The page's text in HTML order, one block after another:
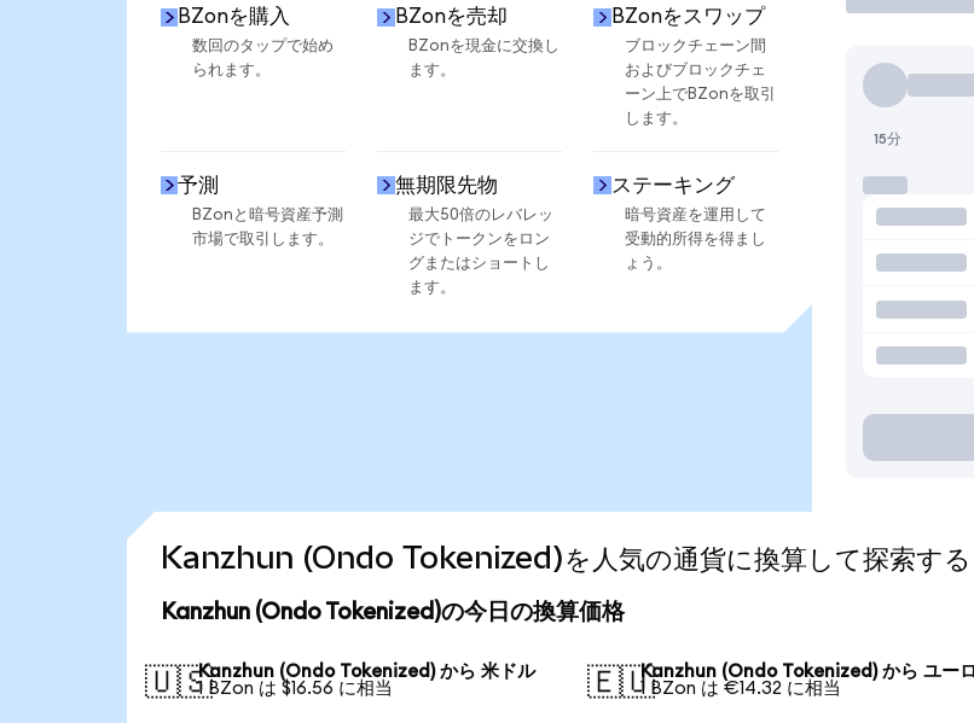
BZonを購入
数回のタップで始め
られます。
BZonを売却
BZonを現金に交換し
ます。
BZonをスワップ
ブロックチェーン間
およびブロックチェ
ーン上でBZonを取引
します。
予測
BZonと暗号資産予測
市場で取引します。
無期限先物
最大50倍のレバレッ
ジでトークンをロン
グまたはショートし
ます。
ステーキング
暗号資産を運用して
受動的所得を得まし
ょう。
15分
Kanzhun (Ondo Tokenized)を人気の通貨に換算して探索する
Kanzhun (Ondo Tokenized)の今日の換算価格
🇺🇸Kanzhun (Ondo Tokenized) から 米ドル
1 BZon は $16.56 に相当
🇪🇺Kanzhun (Ondo Tokenized) から ユーロ
1 BZon は €14.32 に相当